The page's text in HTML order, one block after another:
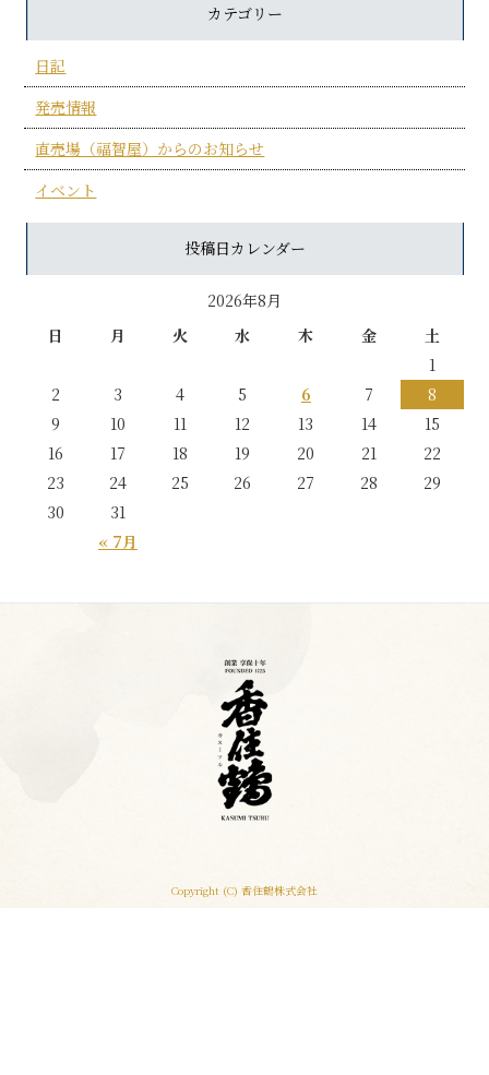
カテゴリー
日記
発売情報
直売場（福智屋）からのお知らせ
イベント
投稿日カレンダー
2026年8月
日
月 火 水 木 金 土
« 7月
1
2
3 4 5 6 7
8
9
10 11 12 13 14
15
16
17 18 19 20 21
22
23
24 25 26 27 28
29
30
31
Copyright (C) 香住鶴株式会社